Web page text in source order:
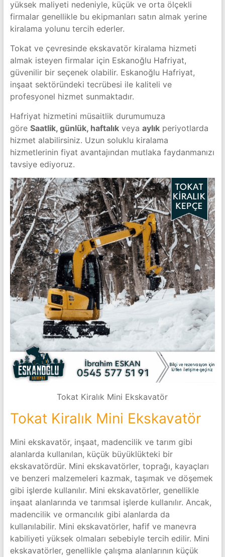
yüksek maliyeti nedeniyle, küçük ve orta ölçekli
firmalar genellikle bu ekipmanları satın almak yerine
kiralama yolunu tercih ederler.
Tokat ve çevresinde ekskavatör kiralama hizmeti
almak isteyen firmalar için Eskanoğlu Hafriyat,
güvenilir bir seçenek olabilir. Eskanoğlu Hafriyat,
inşaat sektöründeki tecrübesi ile kaliteli ve
profesyonel hizmet sunmaktadır.
Hafriyat hizmetini müsaitlik durumumuza
göre Saatlik, günlük, haftalıkveya aylıkperiyotlarda
hizmet alabilirsiniz. Uzun soluklu kiralama
hizmetlerinin fiyat avantajından mutlaka faydanmanızı
tavsiye ediyoruz.
Tokat Kiralık Mini Ekskavatör
Tokat Kiralık Mini Ekskavatör
Mini ekskavatör, inşaat, madencilik ve tarım gibi
alanlarda kullanılan, küçük büyüklükteki bir
ekskavatördür. Mini ekskavatörler, toprağı, kayaçları
ve benzeri malzemeleri kazmak, taşımak ve döşemek
gibi işlerde kullanılır. Mini ekskavatörler, genellikle
inşaat alanlarında ve tarımsal işlerde kullanılır. Ancak,
madencilik ve ormancılık gibi alanlarda da
kullanılabilir. Mini ekskavatörler, hafif ve manevra
kabiliyeti yüksek olmaları sebebiyle tercih edilir. Mini
ekskavatörler, genellikle çalışma alanlarının küçük